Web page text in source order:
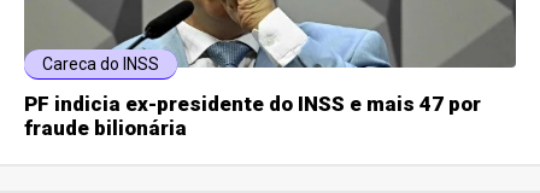
Careca do INSS
PF indicia ex-presidente do INSS e mais 47 por
fraude bilionária